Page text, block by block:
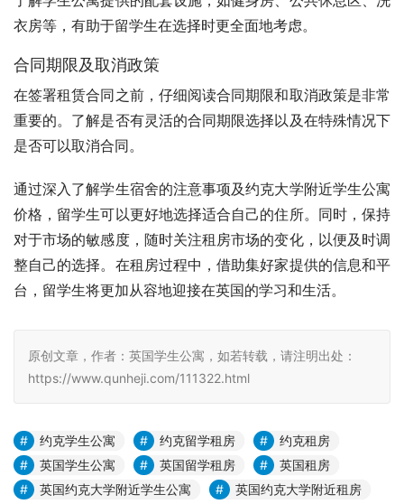
衣房等，有助于留学生在选择时更全面地考虑。
合同期限及取消政策
在签署租赁合同之前，仔细阅读合同期限和取消政策是非常
重要的。了解是否有灵活的合同期限选择以及在特殊情况下
是否可以取消合同。
通过深入了解学生宿舍的注意事项及约克大学附近学生公寓
价格，留学生可以更好地选择适合自己的住所。同时，保持
对于市场的敏感度，随时关注租房市场的变化，以便及时调
整自己的选择。在租房过程中，借助集好家提供的信息和平
台，留学生将更加从容地迎接在英国的学习和生活。
原创文章，作者：英国学生公寓，如若转载，请注明出处：
https://www.qunheji.com/111322.html
约克学生公寓 约克留学租房
约克租房
英国学生公寓
英国留学租房
英国租房
英国约克大学附近学生公寓
英国约克大学附近租房